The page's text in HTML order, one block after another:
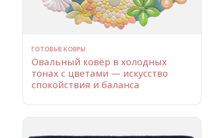
ГОТОВЫЕ КОВРЫ
Овальный ковёр в холодных
тонах с цветами — искусство
спокойствия и баланса